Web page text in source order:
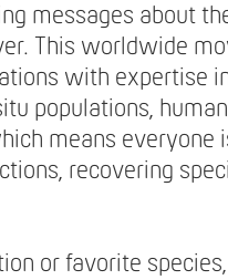
messages about
This worldwide
with expertise
populations,
means everyone
recovering
or favorite